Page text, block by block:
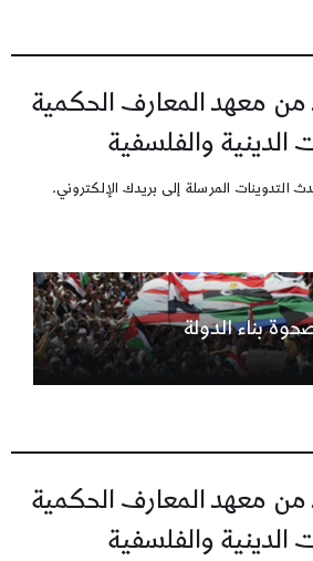
من معهد المعارف الحكمية
الدينية والفلسفية
التدوينات المرسلة إلى بريدك الإلكتروني.
بناء الدولة
من معهد المعارف الحكمية
الدينية والفلسفية